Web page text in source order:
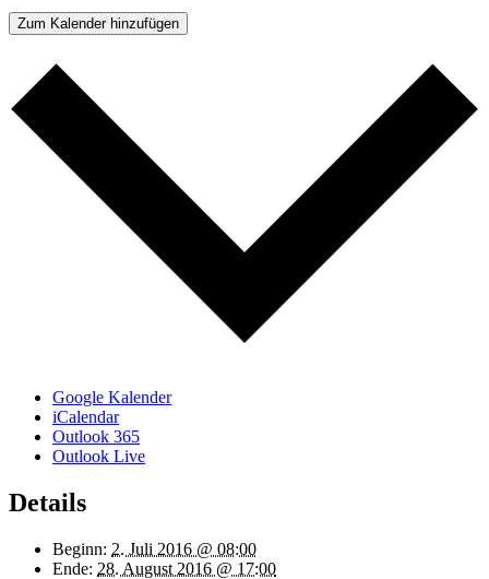
Zum Kalender hinzufügen
Google Kalender
iCalendar
Outlook 365
Outlook Live
Details
Beginn: 2. Juli 2016 @ 08:00
Ende: 28. August 2016 @ 17:00